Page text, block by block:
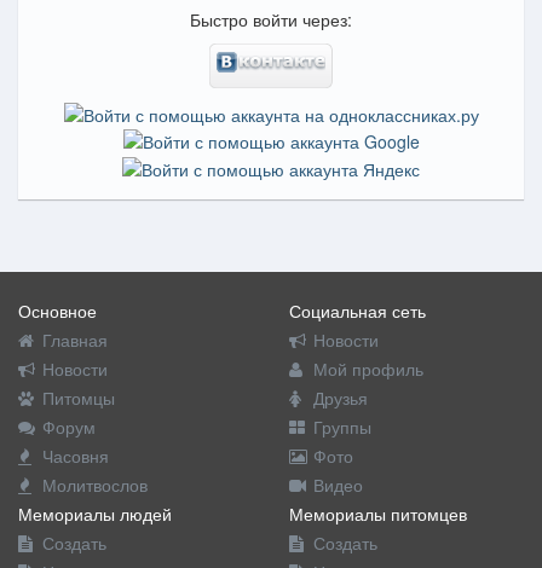
Быстро войти через:
Основное
Главная
Новости
Питомцы
Форум
Часовня
Молитвослов
Социальная сеть
Новости
Мой профиль
Друзья
Группы
Фото
Видео
Мемориалы людей
Создать
Мемориалы питомцев
Создать